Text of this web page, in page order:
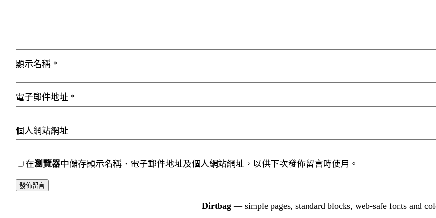
顯示名稱 *
電子郵件地址 *
個人網站網址
在瀏覽器中儲存顯示名稱、電子郵件地址及個人網站網址，以供下次發佈留言時使用。
Dirtbag— simple pages, standard blocks, web-safe fonts and